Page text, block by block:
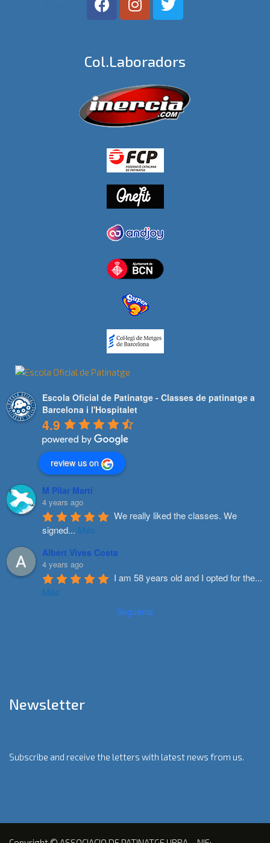
Col.laboradors
Escola Oficial de Patinatge - Classes de patinatge a
Barcelona i l'Hospitalet
4.9
review us on
M Pilar Marti
4 years ago
We really liked the classes. We
signed... Més
Albert Vives Costa
4 years ago
I am 58 years old and I opted for the...
Més
Següents
Newsletter
Subscribe and receive the letters with latest news from us.